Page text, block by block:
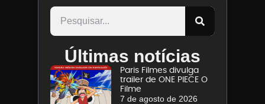
Últimas notícias
Paris Filmes divulga
trailer de ONE PIECE O
Filme
7 de agosto de 2026